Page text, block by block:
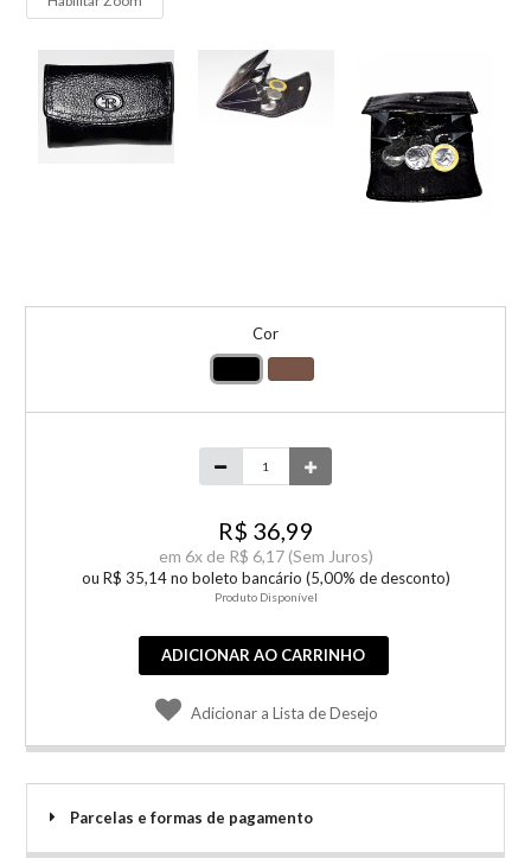
Cor
R$ 36,99
em 6x de R$ 6,17(Sem Juros)
ou R$ 35,14 no boleto bancário (5,00% de desconto)
Produto Disponível
ADICIONAR AO CARRINHO
Adicionar a Lista de Desejo
Parcelas e formas de pagamento